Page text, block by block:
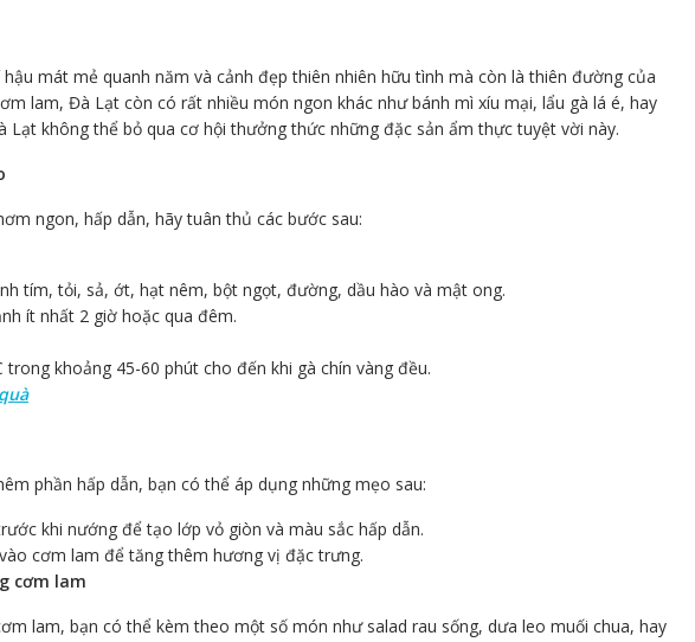
mát mẻ quanh năm và cảnh đẹp thiên nhiên hữu tình mà còn là thiên đường của
lam, Đà Lạt còn có rất nhiều món ngon khác như bánh mì xíu mại, lẩu gà lá é, hay
Lạt không thể bỏ qua cơ hội thưởng thức những đặc sản ẩm thực tuyệt vời này.
ngon, hấp dẫn, hãy tuân thủ các bước sau:
tím, tỏi, sả, ớt, hạt nêm, bột ngọt, đường, dầu hào và mật ong.
ít nhất 2 giờ hoặc qua đêm.
khoảng 45-60 phút cho đến khi gà chín vàng đều.
phần hấp dẫn, bạn có thể áp dụng những mẹo sau:
khi nướng để tạo lớp vỏ giòn và màu sắc hấp dẫn.
cơm lam để tăng thêm hương vị đặc trưng.
cơm lam
lam, bạn có thể kèm theo một số món như salad rau sống, dưa leo muối chua, hay